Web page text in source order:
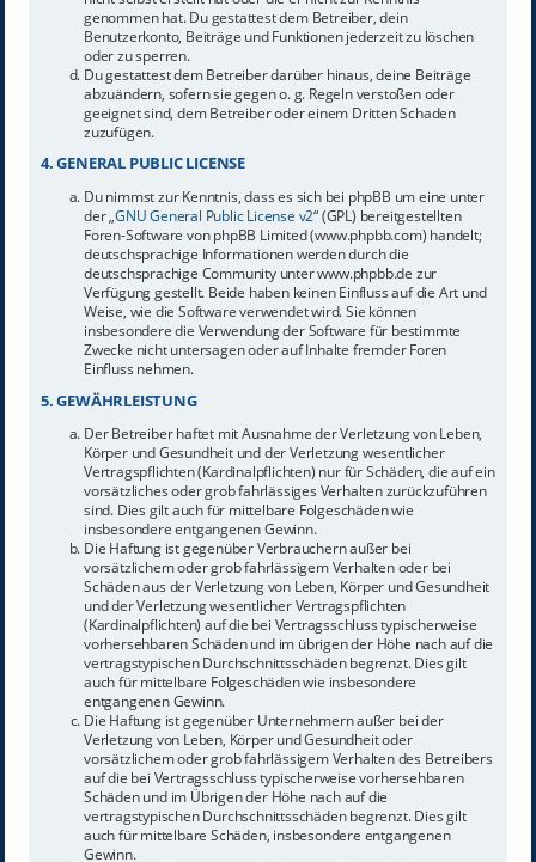
genommen hat. Du gestattest dem Betreiber, dein
Benutzerkonto, Beiträge und Funktionen jederzeit zu löschen
oder zu sperren.
Du gestattest dem Betreiber darüber hinaus, deine Beiträge
abzuändern, sofern sie gegen o. g. Regeln verstoßen oder
geeignet sind, dem Betreiber oder einem Dritten Schaden
zuzufügen.
4. GENERAL PUBLIC LICENSE
Du nimmst zur Kenntnis, dass es sich bei phpBB um eine unter
der „GNU General Public License v2“ (GPL) bereitgestellten
Foren-Software von phpBB Limited (www.phpbb.com) handelt;
deutschsprachige Informationen werden durch die
deutschsprachige Community unter www.phpbb.de zur
Verfügung gestellt. Beide haben keinen Einfluss auf die Art und
Weise, wie die Software verwendet wird. Sie können
insbesondere die Verwendung der Software für bestimmte
Zwecke nicht untersagen oder auf Inhalte fremder Foren
Einfluss nehmen.
5. GEWÄHRLEISTUNG
Der Betreiber haftet mit Ausnahme der Verletzung von Leben,
Körper und Gesundheit und der Verletzung wesentlicher
Vertragspflichten (Kardinalpflichten) nur für Schäden, die auf ein
vorsätzliches oder grob fahrlässiges Verhalten zurückzuführen
sind. Dies gilt auch für mittelbare Folgeschäden wie
insbesondere entgangenen Gewinn.
Die Haftung ist gegenüber Verbrauchern außer bei
vorsätzlichem oder grob fahrlässigem Verhalten oder bei
Schäden aus der Verletzung von Leben, Körper und Gesundheit
und der Verletzung wesentlicher Vertragspflichten
(Kardinalpflichten) auf die bei Vertragsschluss typischerweise
vorhersehbaren Schäden und im übrigen der Höhe nach auf die
vertragstypischen Durchschnittsschäden begrenzt. Dies gilt
auch für mittelbare Folgeschäden wie insbesondere
entgangenen Gewinn.
Die Haftung ist gegenüber Unternehmern außer bei der
Verletzung von Leben, Körper und Gesundheit oder
vorsätzlichem oder grob fahrlässigem Verhalten des Betreibers
auf die bei Vertragsschluss typischerweise vorhersehbaren
Schäden und im Übrigen der Höhe nach auf die
vertragstypischen Durchschnittsschäden begrenzt. Dies gilt
auch für mittelbare Schäden, insbesondere entgangenen
Gewinn.